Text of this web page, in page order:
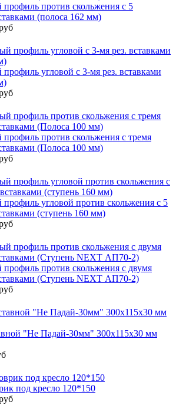
против скольжения с 5
(полоса 162 мм)
угловой с 3-мя рез. вставками
против скольжения с тремя
(Полоса 100 мм)
угловой против скольжения с 5
(ступень 160 мм)
против скольжения с двумя
(Ступень NEXT АП70-2)
"Не Падай-30мм" 300х115х30 мм
под кресло 120*150